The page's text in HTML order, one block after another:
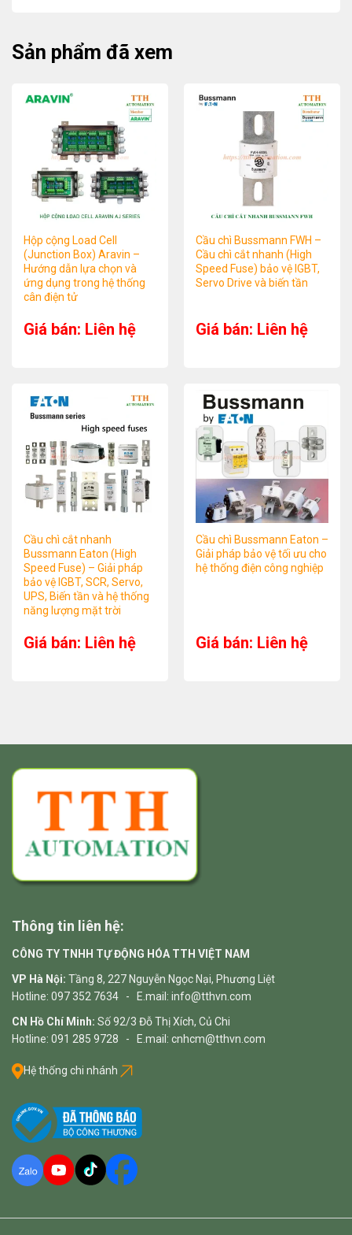
Sản phẩm đã xem
Hộp cộng Load Cell
(Junction Box) Aravin –
Hướng dẫn lựa chọn và
ứng dụng trong hệ thống
cân điện tử
Giá bán: Liên hệ
Cầu chì Bussmann FWH –
Cầu chì cắt nhanh (High
Speed Fuse) bảo vệ IGBT,
Servo Drive và biến tần
Giá bán: Liên hệ
Cầu chì cắt nhanh
Bussmann Eaton (High
Speed Fuse) – Giải pháp
bảo vệ IGBT, SCR, Servo,
UPS, Biến tần và hệ thống
năng lượng mặt trời
Giá bán: Liên hệ
Cầu chì Bussmann Eaton –
Giải pháp bảo vệ tối ưu cho
hệ thống điện công nghiệp
Giá bán: Liên hệ
Thông tin liên hệ:
CÔNG TY TNHH TỰ ĐỘNG HÓA TTH VIỆT NAM
VP Hà Nội: Tầng 8, 227 Nguyễn Ngọc Nại, Phương Liệt
Hotline: 097 352 7634 - E.mail: info@tthvn.com
CN Hồ Chí Minh: Số 92/3 Đỗ Thị Xích, Củ Chi
Hotline: 091 285 9728 - E.mail: cnhcm@tthvn.com
Hệ thống chi nhánh